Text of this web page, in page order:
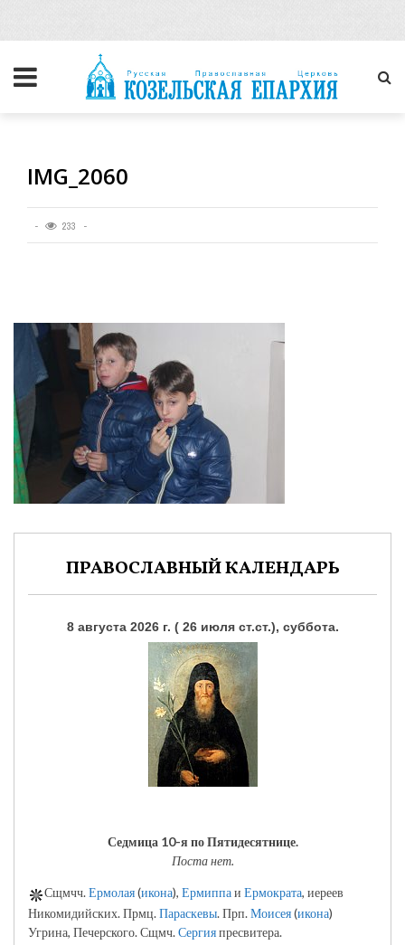
IMG_2060
233
ПРАВОСЛАВНЫЙ КАЛЕНДАРЬ
8 августа 2026 г. ( 26 июля ст.ст.), суббота.
Седмица 10-я по Пятидесятнице.
Поста нет.
Сщмчч.Ермолая(икона), Ермиппаи Ермократа, иереев
Никомидийских. Прмц.Параскевы. Прп.Моисея(икона)
Угрина, Печерского. Сщмч.Сергияпресвитера.